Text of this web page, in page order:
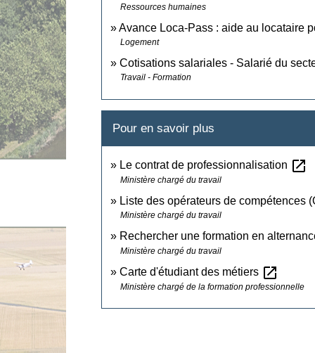
Ressources humaines
Avance Loca-Pass : aide au locataire
Logement
Cotisations salariales - Salarié du
Travail - Formation
Pour en savoir plus
Le contrat de professionnalisation open_in_new
Ministère chargé du travail
Liste des opérateurs de compétences
Ministère chargé du travail
Rechercher une formation en
Ministère chargé du travail
Carte d'étudiant des métiers open_in_new
Ministère chargé de la formation professionnelle